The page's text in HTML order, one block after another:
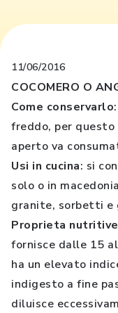
11/06/2016
COCOMERO O
Come conservarlo
freddo, per
aperto va
Usi in cucina: si
solo o in
granite, sorbetti e
Proprieta nutritive
fornisce dalle 15
ha un elevato
indigesto a fine
diluisce